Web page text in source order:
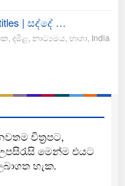
| සද්දේ …
දමිළ නාට්‍යමය භාශා India
චිත්‍රපට,
මෙන්ම එයට
හැක.